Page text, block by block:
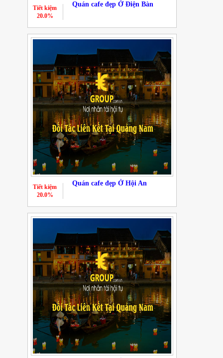
Quán cafe đẹp Ở Điện Bàn
Tiết kiệm
20.0%
Quán cafe đẹp Ở Hội An
Tiết kiệm
20.0%